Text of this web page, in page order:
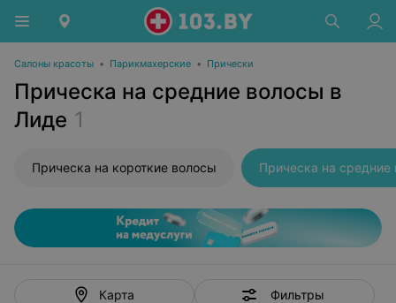
Салоны красоты • Парикмахерские • Прически
Прическа на средние волосы в
Лиде 1
Прическа на короткие волосы Прическа на средние
Карта Фильтры